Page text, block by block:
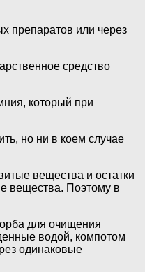
препаратов или через
средство
который при
но ни в коем случае
вещества и остатки
вещества. Поэтому в
для очищения
водой, компотом
одинаковые